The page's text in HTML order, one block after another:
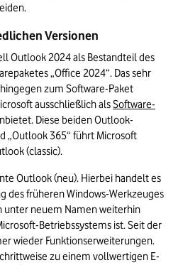
Versionen
Outlook 2024 als Bestandteil des
„Office 2024“. Das sehr
ausschließlich als Software-
Diese beiden Outlook-
„Outlook 365“ führt Microsoft
(classic).
Outlook (neu). Hierbei handelt es
des früheren Windows-Werkzeuges
unter neuem Namen weiterhin
Betriebssystems ist. Seit der
wieder Funktionserweiterungen.
zu einem vollwertigen E-